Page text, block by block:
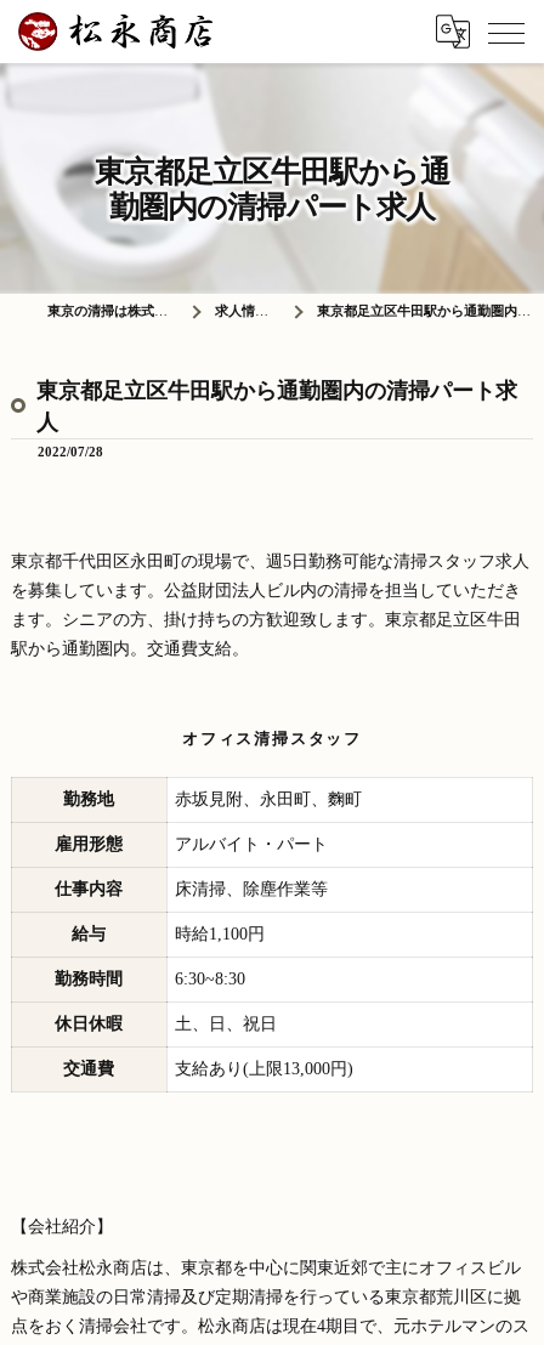
東京都足立区牛田駅から通
勤圏内の清掃パート求人
東京の清掃は株式会社松永商店 求人情報ブログ 東京都足立区牛田駅から通勤圏内の清掃パート求人
東京都足立区牛田駅から通勤圏内の清掃パート求
人
2022/07/28
東京都千代田区永田町の現場で、週5日勤務可能な清掃スタッフ求人
を募集しています。公益財団法人ビル内の清掃を担当していただき
ます。シニアの方、掛け持ちの方歓迎致します。東京都足立区牛田
駅から通勤圏内。交通費支給。
オフィス清掃スタッフ
勤務地 赤坂見附、永田町、麴町
雇用形態 アルバイト・パート
仕事内容 床清掃、除塵作業等
給与 時給1,100円
勤務時間 6:30~8:30
休日休暇 土、日、祝日
交通費 支給あり(上限13,000円)
【会社紹介】
株式会社松永商店は、東京都を中心に関東近郊で主にオフィスビル
や商業施設の日常清掃及び定期清掃を行っている東京都荒川区に拠
点をおく清掃会社です。松永商店は現在4期目で、元ホテルマンのス